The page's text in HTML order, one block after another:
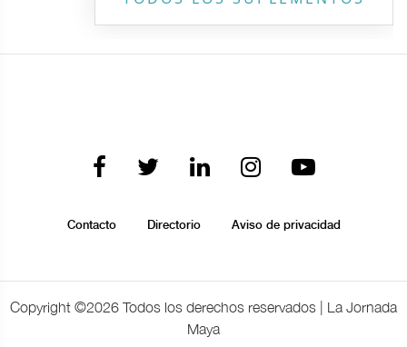
Contacto Directorio Aviso de privacidad
Copyright ©2026 Todos los derechos reservados | La Jornada
Maya